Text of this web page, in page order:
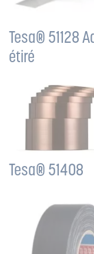
Tesa® 51128
étiré
Tesa® 51408